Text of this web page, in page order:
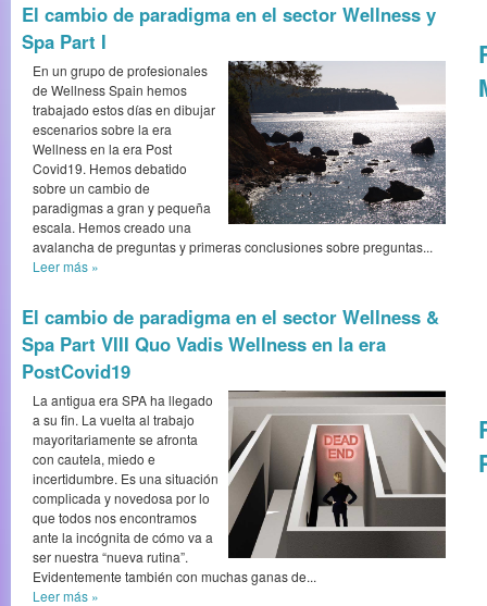
El cambio de paradigma en el sector Wellness y
Spa Part I
En un grupo de profesionales
de Wellness Spain hemos
trabajado estos días en dibujar
escenarios sobre la era
Wellness en la era Post
Covid19. Hemos debatido
sobre un cambio de
paradigmas a gran y pequeña
escala. Hemos creado una
avalancha de preguntas y primeras conclusiones sobre preguntas...
Leer más »
El cambio de paradigma en el sector Wellness &
Spa Part VIII Quo Vadis Wellness en la era
PostCovid19
La antigua era SPA ha llegado
a su fin. La vuelta al trabajo
mayoritariamente se afronta
con cautela, miedo e
incertidumbre. Es una situación
complicada y novedosa por lo
que todos nos encontramos
ante la incógnita de cómo va a
ser nuestra “nueva rutina”.
Evidentemente también con muchas ganas de...
Leer más »